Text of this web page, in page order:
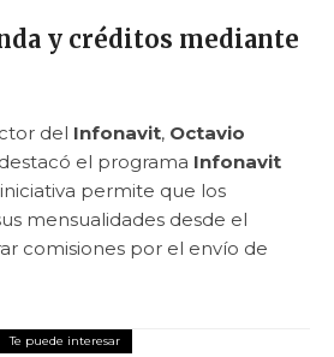
y créditos mediante
del Infonavit, Octavio
el programa Infonavit
iniciativa permite que los
mensualidades desde el
comisiones por el envío de